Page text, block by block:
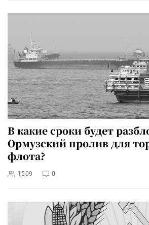
В какие сроки будет
Ормузский пролив для
флота?
1509 0